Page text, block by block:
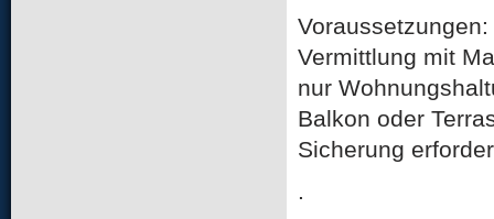
Voraussetzungen:
Vermittlung mit
nur
Balkon oder
Sicherung
.